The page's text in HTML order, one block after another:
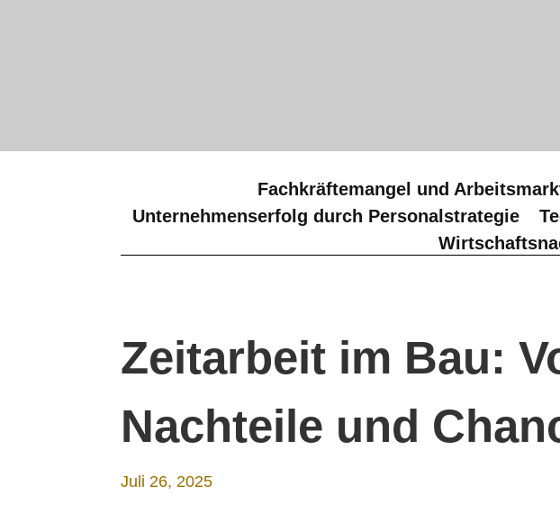
Fachkräftemangel und
Unternehmenserfolg durch Personalstrategie
Zeitarbeit im Bau:
Nachteile und
Juli 26, 2025